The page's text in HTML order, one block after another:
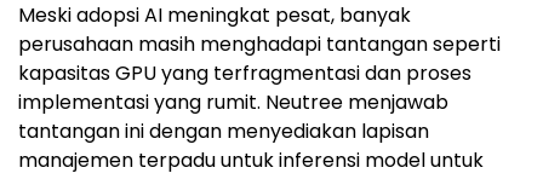
Meski adopsi AI meningkat pesat, banyak
perusahaan masih menghadapi tantangan seperti
kapasitas GPU yang terfragmentasi dan proses
implementasi yang rumit. Neutree menjawab
tantangan ini dengan menyediakan lapisan
manajemen terpadu untuk inferensi model untuk